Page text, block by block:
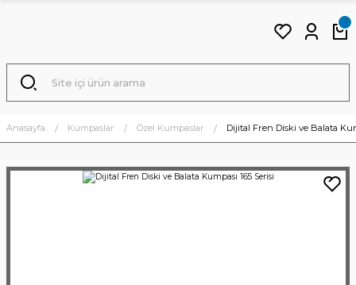
Anasayfa Kumpaslar Özel Kumpaslar Dijital Fren Diski ve Balata